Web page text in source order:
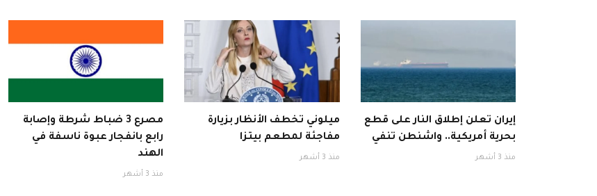
إيران تعلن إطلاق النار على قطع
بحرية أمريكية.. واشنطن تنفي
منذ 3 أشهر
ميلوني تخطف الأنظار بزيارة
مفاجئة لمطعم بيتزا
منذ 3 أشهر
مصرع 3 ضباط شرطة وإصابة
رابع بانفجار عبوة ناسفة في
الهند
منذ 3 أشهر